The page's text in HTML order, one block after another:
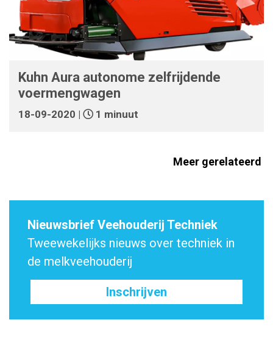
Kuhn Aura autonome zelfrijdende
voermengwagen
18-09-2020 | 1 minuut
Meer gerelateerd
Nieuwsbrief Veehouderij Techniek
Tweewekelijks nieuws over techniek in
de melkveehouderij
Inschrijven